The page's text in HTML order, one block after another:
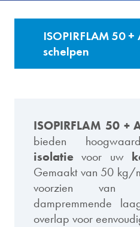
ISOPIRFLAM 50 +
schelpen
ISOPIRFLAM 50 +
bieden
isolatie voor uw
Gemaakt van 50 kg/
voorzien van
dampremmende
overlap voor